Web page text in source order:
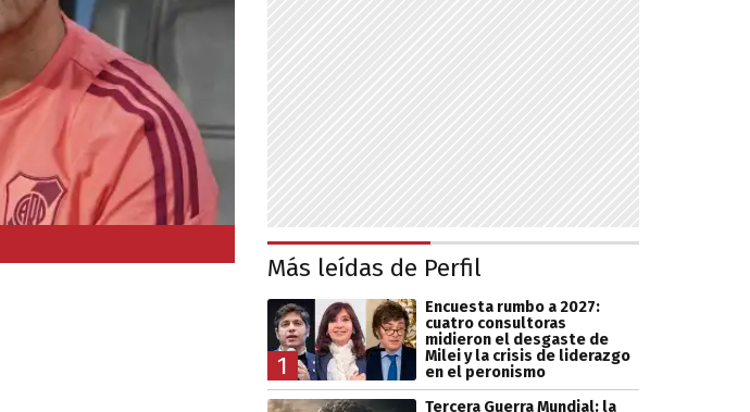
Más leídas de Perfil
1
Encuesta rumbo a 2027:
cuatro consultoras
midieron el desgaste de
Milei y la crisis de liderazgo
en el peronismo
Tercera Guerra Mundial: la